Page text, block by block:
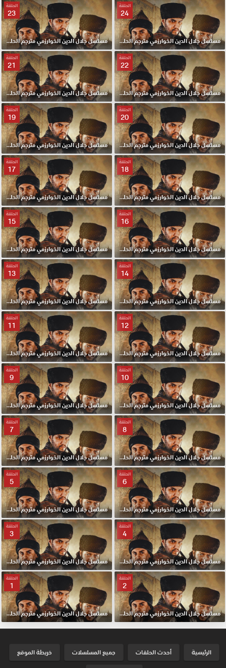
الحلقة
24
مسلسل جلال الدين الخوارزمي مترجم الحلقة 24 HD
الحلقة
23
مسلسل جلال الدين الخوارزمي مترجم الحلقة 23 HD
الحلقة
22
مسلسل جلال الدين الخوارزمي مترجم الحلقة 22 HD
الحلقة
21
مسلسل جلال الدين الخوارزمي مترجم الحلقة 21 HD
الحلقة
20
مسلسل جلال الدين الخوارزمي مترجم الحلقة 20 HD
الحلقة
19
مسلسل جلال الدين الخوارزمي مترجم الحلقة 19 HD
الحلقة
18
مسلسل جلال الدين الخوارزمي مترجم الحلقة 18 HD
الحلقة
17
مسلسل جلال الدين الخوارزمي مترجم الحلقة 17 HD
الحلقة
16
مسلسل جلال الدين الخوارزمي مترجم الحلقة 16 HD
الحلقة
15
مسلسل جلال الدين الخوارزمي مترجم الحلقة 15 HD
الحلقة
14
مسلسل جلال الدين الخوارزمي مترجم الحلقة 14 HD
الحلقة
13
مسلسل جلال الدين الخوارزمي مترجم الحلقة 13 HD
الحلقة
12
مسلسل جلال الدين الخوارزمي مترجم الحلقة 12 HD
الحلقة
11
مسلسل جلال الدين الخوارزمي مترجم الحلقة 11 HD
الحلقة
10
مسلسل جلال الدين الخوارزمي مترجم الحلقة 10 HD
الحلقة
9
مسلسل جلال الدين الخوارزمي مترجم الحلقة 9 HD
الحلقة
8
مسلسل جلال الدين الخوارزمي مترجم الحلقة 8 HD
الحلقة
7
مسلسل جلال الدين الخوارزمي مترجم الحلقة 7 HD
الحلقة
6
مسلسل جلال الدين الخوارزمي مترجم الحلقة 6 HD
الحلقة
5
مسلسل جلال الدين الخوارزمي مترجم الحلقة 5 HD
الحلقة
4
مسلسل جلال الدين الخوارزمي مترجم الحلقة 4 HD
الحلقة
3
مسلسل جلال الدين الخوارزمي مترجم الحلقة 3 HD
الحلقة
2
مسلسل جلال الدين الخوارزمي مترجم الحلقة 2 HD
الحلقة
1
مسلسل جلال الدين الخوارزمي مترجم الحلقة الأولي 1 HD
الرئيسية أحدث الحلقات جميع المسلسلات
خريطة الموقع